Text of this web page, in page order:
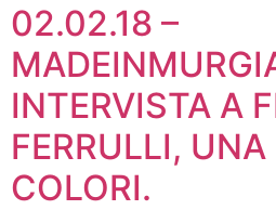
02.02.18 –
INTERVISTA A
FERRULLI,
COLORI.